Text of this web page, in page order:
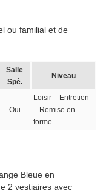
ou familial et de
Salle
Spé.
Niveau
Oui
Loisir – Entretien
– Remise en
forme
Bleue en
2 vestiaires avec